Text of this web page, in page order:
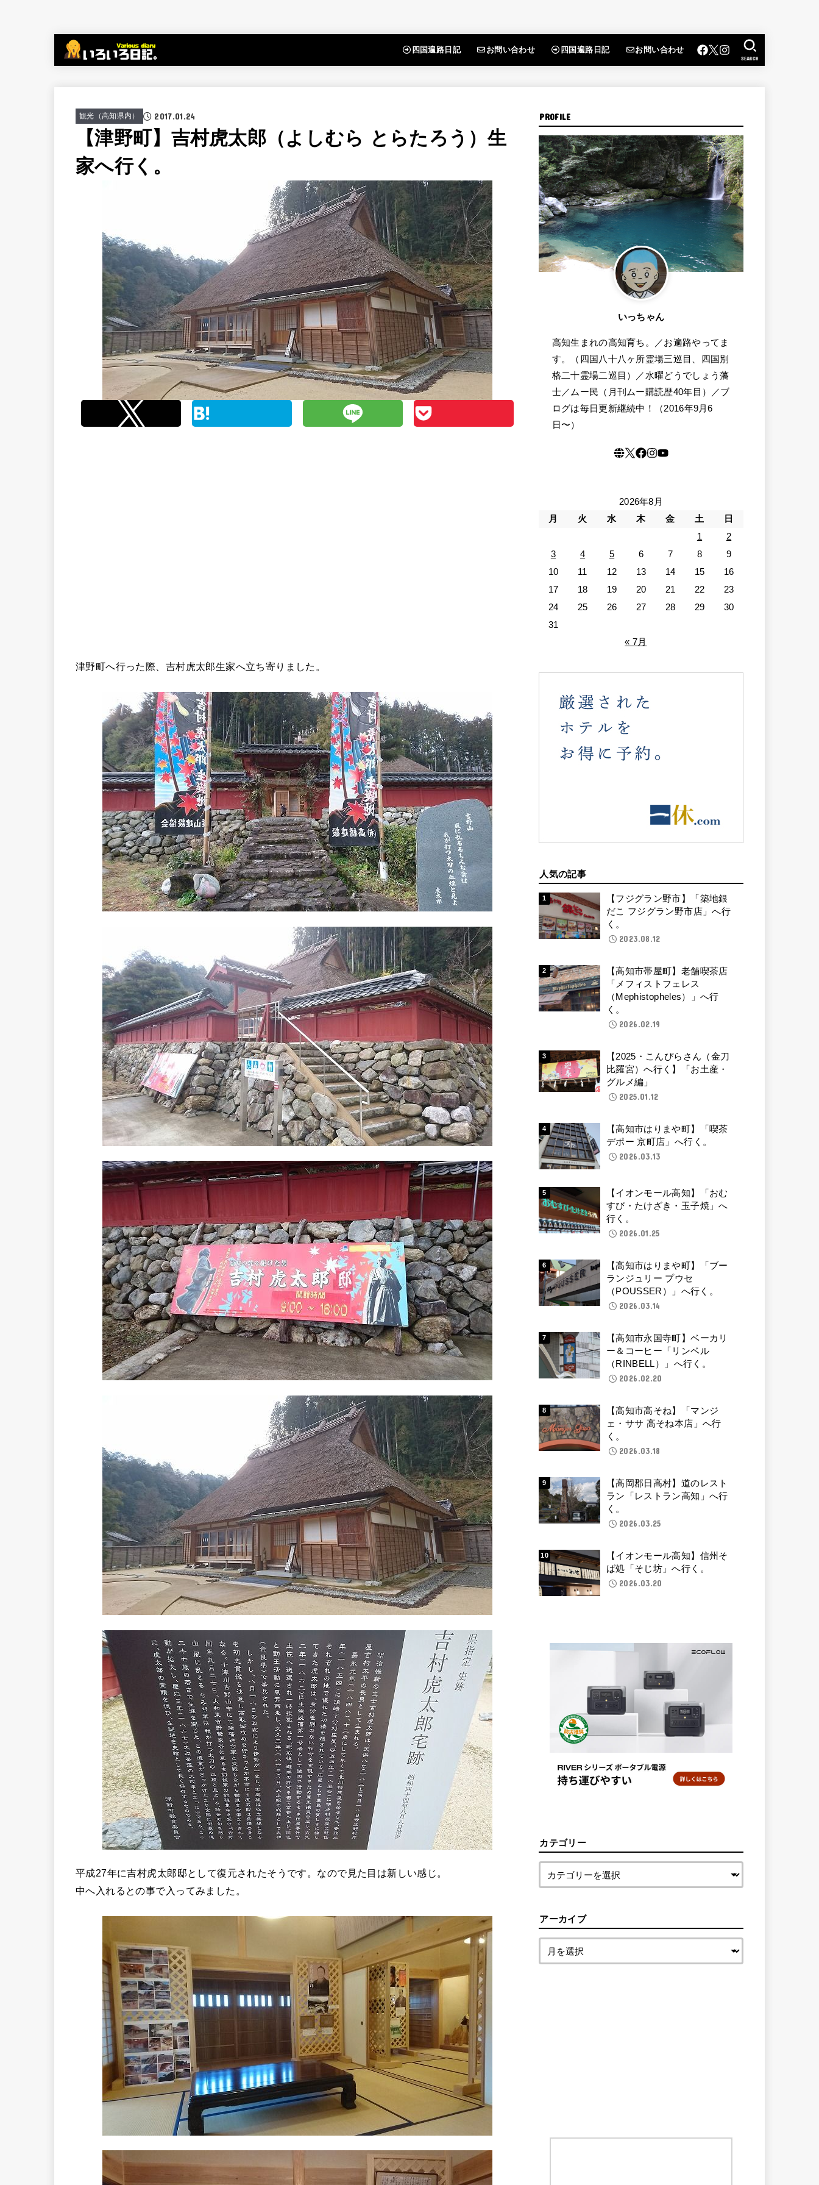
四国遍路日記 お問い合わせ 四国遍路日記 お問い合わせ
SEARCH
観光（高知県内） 2017.01.24
【津野町】吉村虎太郎（よしむら とらたろう）生
家へ行く。
津野町へ行った際、吉村虎太郎生家へ立ち寄りました。
平成27年に吉村虎太郎邸として復元されたそうです。なので見た目は新しい感じ。
中へ入れるとの事で入ってみました。
PROFILE
いっちゃん
高知生まれの高知育ち。／お遍路やってま
す。（四国八十八ヶ所霊場三巡目、四国別
格二十霊場二巡目）／水曜どうでしょう藩
士／ムー民（月刊ムー購読歴40年目）／ブ
ログは毎日更新継続中！（2016年9月6
日〜）
2026年8月
月
火 水 木 金 土
日
1
2
3
4 5 6 7 8
9
10
11 12 13 14 15
16
17
18 19 20 21 22
23
24
25 26 27 28 29
30
31
« 7月
人気の記事
【フジグラン野市】「築地銀
だこ フジグラン野市店」へ行
く。
2023.08.12
【高知市帯屋町】老舗喫茶店
「メフィストフェレス
（Mephistopheles）」へ行
く。
2026.02.19
【2025・こんぴらさん（金刀
比羅宮）へ行く】「お土産・
グルメ編」
2025.01.12
【高知市はりまや町】「喫茶
デポー 京町店」へ行く。
2026.03.13
【イオンモール高知】「おむ
すび・たけざき・玉子焼」へ
行く。
2026.01.25
【高知市はりまや町】「ブー
ランジュリー プウセ
（POUSSER）」へ行く。
2026.03.14
【高知市永国寺町】ベーカリ
ー＆コーヒー「リンベル
（RINBELL）」へ行く。
2026.02.20
【高知市高そね】「マンジ
ェ・ササ 高そね本店」へ行
く。
2026.03.18
【高岡郡日高村】道のレスト
ラン「レストラン高知」へ行
く。
2026.03.25
【イオンモール高知】信州そ
ば処「そじ坊」へ行く。
2026.03.20
カテゴリー
アーカイブ